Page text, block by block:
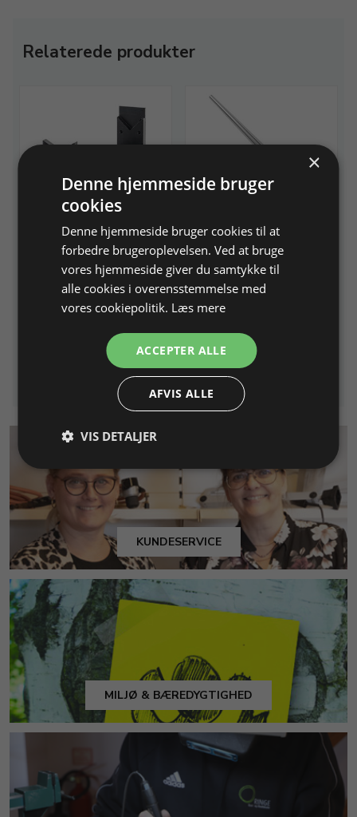
Relaterede produkter
Holder til ringrigle
Jern 345 × 50 × 90 mm
Varenr. 214696 På lager
Læg i kurv
stål
Ø 10-25 mm, L 250/350 mm
Varenr. 214700
279,00 DKK
KUNDESERVICE
MILJØ & BÆREDYGTIGHED
×
Denne hjemmeside bruger
cookies
Denne hjemmeside bruger cookies til at
forbedre brugeroplevelsen. Ved at bruge
vores hjemmeside giver du samtykke til
alle cookies i overensstemmelse med
vores cookiepolitik. Læs mere
ACCEPTER ALLE
AFVIS ALLE
VIS DETALJER